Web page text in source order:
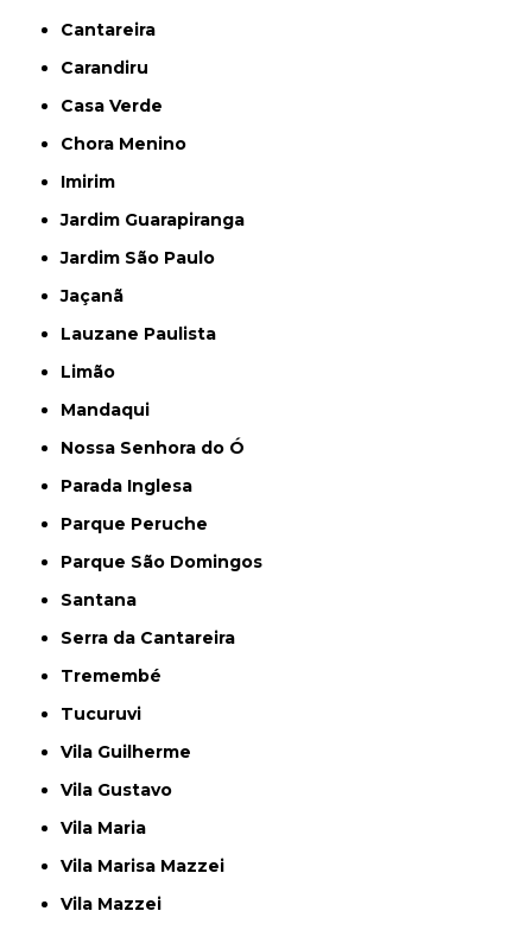
Cantareira
Carandiru
Casa Verde
Chora Menino
Imirim
Jardim Guarapiranga
Jardim São Paulo
Jaçanã
Lauzane Paulista
Limão
Mandaqui
Nossa Senhora do Ó
Parada Inglesa
Parque Peruche
Parque São Domingos
Santana
Serra da Cantareira
Tremembé
Tucuruvi
Vila Guilherme
Vila Gustavo
Vila Maria
Vila Marisa Mazzei
Vila Mazzei